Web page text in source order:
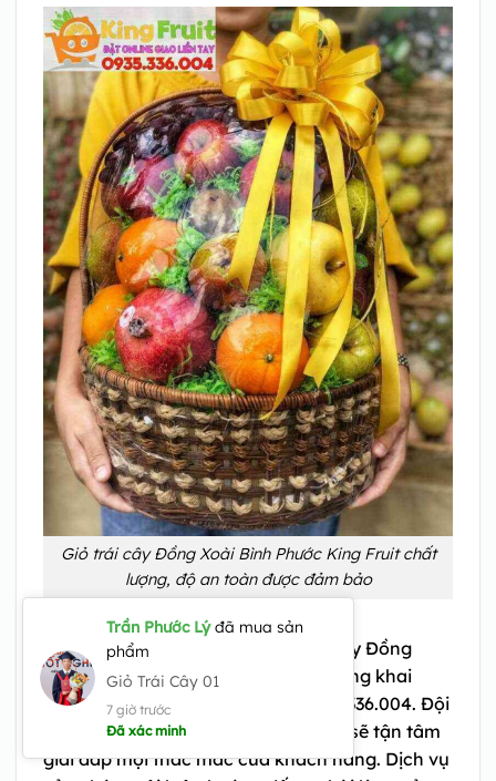
Giỏ trái cây Đồng Xoài Bình Phước King Fruit chất
lượng, độ an toàn được đảm bảo
Nhanh chóng lên hệ với shop trái cây Đồng
Xoài Bình Phước mua giỏ trái cây tặng khai
trương chất lượng qua hotline 0935.336.004. Đội
ngũ nhân viên tư vấn của chúng tôi sẽ tận tâm
giải đáp mọi thắc mắc của khách hàng. Dịch vụ
Trần Phước Lýđã mua sản
phẩm
Giỏ Trái Cây 01
7 giờ trước
Đã xác minh